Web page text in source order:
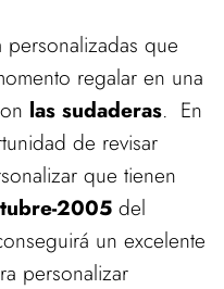
que
regalar en una
las sudaderas. En
de revisar
que tienen
2005 del
un excelente
personalizar